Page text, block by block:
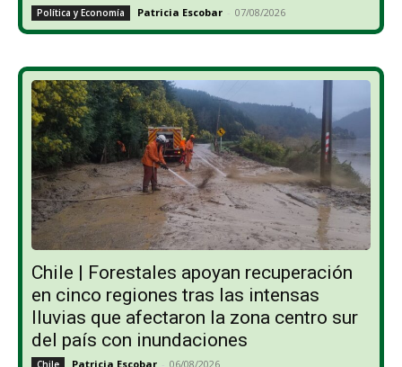
Política y Economía Patricia Escobar - 07/08/2026
Chile | Forestales apoyan recuperación
en cinco regiones tras las intensas
lluvias que afectaron la zona centro sur
del país con inundaciones
Chile Patricia Escobar - 06/08/2026